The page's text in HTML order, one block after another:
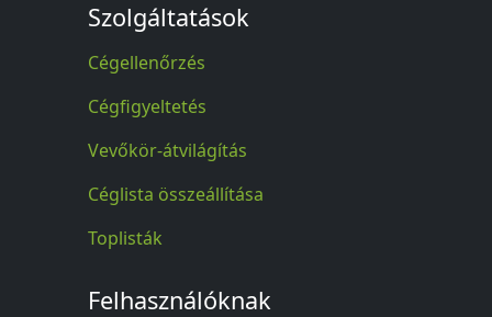
Szolgáltatások
Cégellenőrzés
Cégfigyeltetés
Vevőkör-átvilágítás
Céglista összeállítása
Toplisták
Felhasználóknak